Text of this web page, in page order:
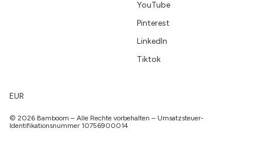
YouTube
Pinterest
LinkedIn
Tiktok
EUR
© 2026 Bamboom – Alle Rechte vorbehalten – Umsatzsteuer-
Identifikationsnummer 10756900014